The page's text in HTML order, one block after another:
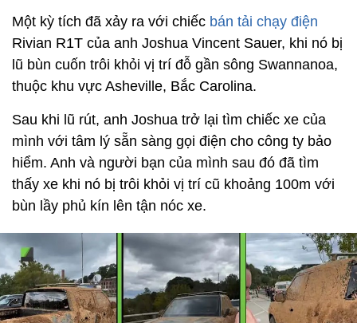
Một kỳ tích đã xảy ra với chiếc bán tải chạy điện
Rivian R1T của anh Joshua Vincent Sauer, khi nó bị
lũ bùn cuốn trôi khỏi vị trí đỗ gần sông Swannanoa,
thuộc khu vực Asheville, Bắc Carolina.
Sau khi lũ rút, anh Joshua trở lại tìm chiếc xe của
mình với tâm lý sẵn sàng gọi điện cho công ty bảo
hiểm. Anh và người bạn của mình sau đó đã tìm
thấy xe khi nó bị trôi khỏi vị trí cũ khoảng 100m với
bùn lầy phủ kín lên tận nóc xe.